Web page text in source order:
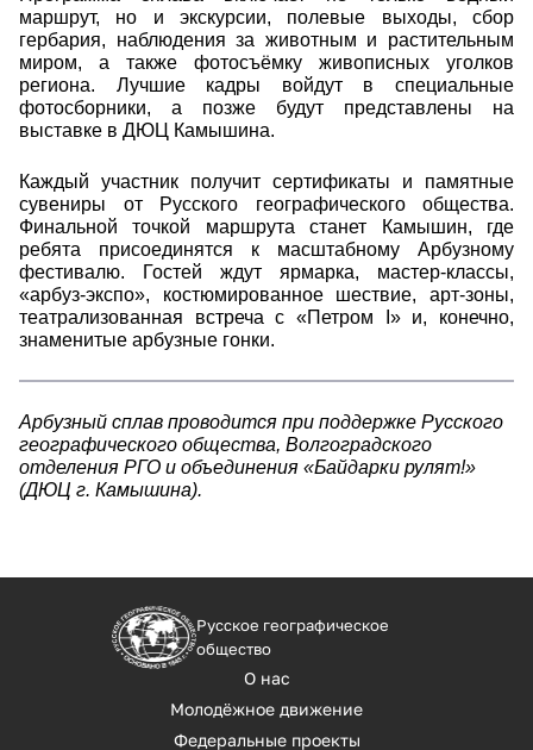
маршрут, но и экскурсии, полевые выходы, сбор
гербария, наблюдения за животным и растительным
миром, а также фотосъёмку живописных уголков
региона. Лучшие кадры войдут в специальные
фотосборники, а позже будут представлены на
выставке в ДЮЦ Камышина.
Каждый участник получит сертификаты и памятные
сувениры от Русского географического общества.
Финальной точкой маршрута станет Камышин, где
ребята присоединятся к масштабному Арбузному
фестивалю. Гостей ждут ярмарка, мастер-классы,
«арбуз-экспо», костюмированное шествие, арт-зоны,
театрализованная встреча с «Петром I» и, конечно,
знаменитые арбузные гонки.
Арбузный сплав проводится при поддержке Русского
географического общества, Волгоградского
отделения РГО и объединения «Байдарки рулят!»
(ДЮЦ г. Камышина).
Русское географическое
общество
О нас
Молодёжное движение
Федеральные проекты